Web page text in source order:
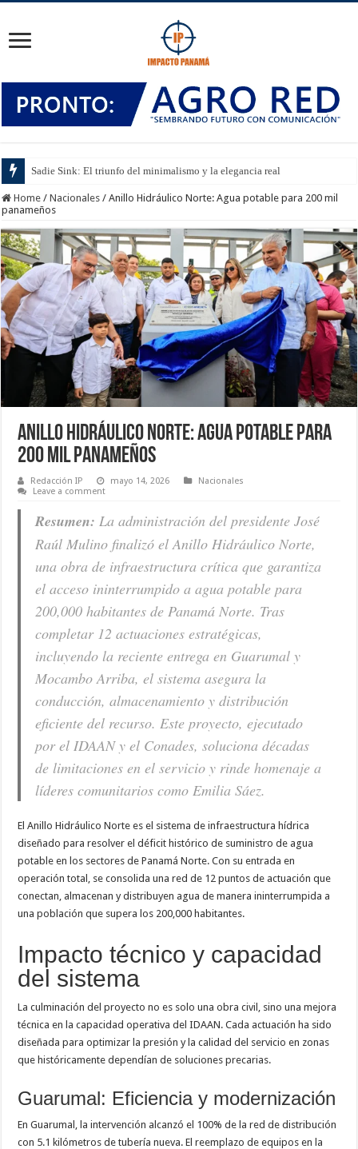
Sadie Sink: El triunfo del minimalismo y la elegancia real
Home / Nacionales / Anillo Hidráulico Norte: Agua potable para 200 mil
panameños
Anillo Hidráulico Norte: Agua potable para
200 mil panameños
Redacción IP mayo 14, 2026
Nacionales
Leave a comment
Resumen: La administración del presidente José
Raúl Mulino finalizó el Anillo Hidráulico Norte,
una obra de infraestructura crítica que garantiza
el acceso ininterrumpido a agua potable para
200,000 habitantes de Panamá Norte. Tras
completar 12 actuaciones estratégicas,
incluyendo la reciente entrega en Guarumal y
Mocambo Arriba, el sistema asegura la
conducción, almacenamiento y distribución
eficiente del recurso. Este proyecto, ejecutado
por el IDAAN y el Conades, soluciona décadas
de limitaciones en el servicio y rinde homenaje a
líderes comunitarios como Emilia Sáez.
El Anillo Hidráulico Norte es el sistema de infraestructura hídrica
diseñado para resolver el déficit histórico de suministro de agua
potable en los sectores de Panamá Norte. Con su entrada en
operación total, se consolida una red de 12 puntos de actuación que
conectan, almacenan y distribuyen agua de manera ininterrumpida a
una población que supera los 200,000 habitantes.
Impacto técnico y capacidad
del sistema
La culminación del proyecto no es solo una obra civil, sino una mejora
técnica en la capacidad operativa del IDAAN. Cada actuación ha sido
diseñada para optimizar la presión y la calidad del servicio en zonas
que históricamente dependían de soluciones precarias.
Guarumal: Eficiencia y modernización
En Guarumal, la intervención alcanzó el 100% de la red de distribución
con 5.1 kilómetros de tubería nueva. El reemplazo de equipos en la